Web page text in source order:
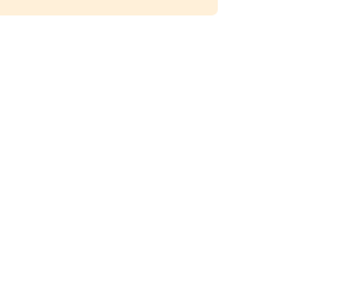
confidences/analyse-du-livre